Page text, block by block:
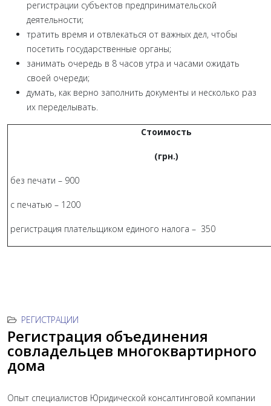
регистрации субъектов предпринимательской
деятельности;
тратить время и отвлекаться от важных дел, чтобы
посетить государственные органы;
занимать очередь в 8 часов утра и часами ожидать
своей очереди;
думать, как верно заполнить документы и несколько раз
их переделывать.
Стоимость
(грн.)
без печати – 900
с печатью – 1200
регистрация плательщиком единого налога – 350
РЕГИСТРАЦИИ
Регистрация объединения
совладельцев многоквартирного
дома
Опыт специалистов Юридической консалтинговой компании